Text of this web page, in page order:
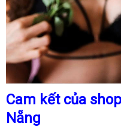
Cam kết của
Nẵng